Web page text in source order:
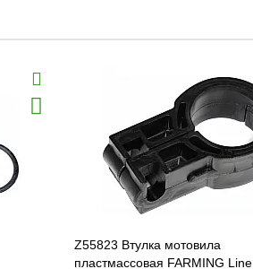
Z55823 Втулка мотовила
пластмассовая FARMING Line